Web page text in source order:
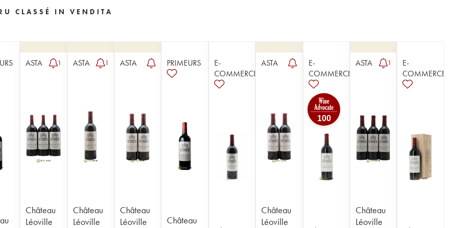
CLASSÉ IN VENDITA
ASTA 1
Château
Léoville
ASTA 1
Château
Léoville
ASTA
Château
Léoville
PRIMEURS
Château
E-
COMMERCE
ASTA
Château
Léoville
E-
COMMERCE
100
ASTA 1
Château
Léoville
E-
COMMERCE